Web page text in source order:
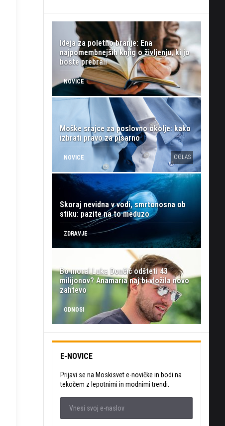
Ideja za poletno branje: Ena
najpomembnejših knjig o življenju, ki jo
boste prebrali
NOVICE
Moške srajce za poslovno okolje: kako
izbrati pravo za pisarno
NOVICE OGLAS
Skoraj nevidna v vodi, smrtonosna ob
stiku: pazite na to meduzo
ZDRAVJE
Bo moral Luka Dončić odšteti 43
milijonov? Anamaria naj bi vložila novo
zahtevo
ODNOSI
E-NOVICE
Prijavi se na Moskisvet e-novičke in bodi na
tekočem z lepotnimi in modnimi trendi.